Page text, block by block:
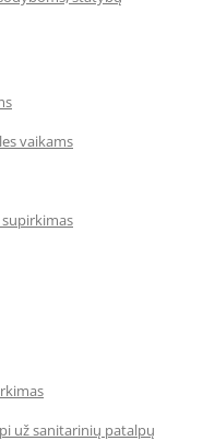
vaikams
už sanitarinių patalpų